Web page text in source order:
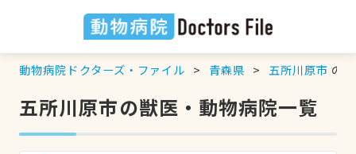
動物病院ドクターズ・ファイル 青森県 五所川原市 の
五所川原市の獣医・動物病院一覧